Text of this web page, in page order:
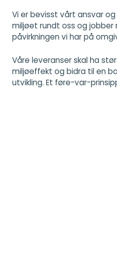
Vi er bevisst vårt ansvar
miljøet rundt oss og
påvirkningen vi har på
Våre leveranser skal ha
miljøeffekt og bidra til en
utvikling. Et føre-var-